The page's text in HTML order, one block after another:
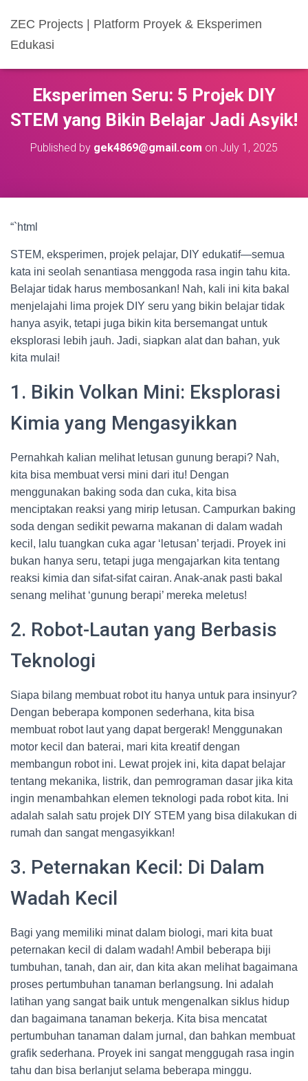
ZEC Projects | Platform Proyek & Eksperimen
Edukasi
Eksperimen Seru: 5 Projek DIY
STEM yang Bikin Belajar Jadi Asyik!
Published by gek4869@gmail.com on July 1, 2025
“`html
STEM, eksperimen, projek pelajar, DIY edukatif—semua
kata ini seolah senantiasa menggoda rasa ingin tahu kita.
Belajar tidak harus membosankan! Nah, kali ini kita bakal
menjelajahi lima projek DIY seru yang bikin belajar tidak
hanya asyik, tetapi juga bikin kita bersemangat untuk
eksplorasi lebih jauh. Jadi, siapkan alat dan bahan, yuk
kita mulai!
1. Bikin Volkan Mini: Eksplorasi
Kimia yang Mengasyikkan
Pernahkah kalian melihat letusan gunung berapi? Nah,
kita bisa membuat versi mini dari itu! Dengan
menggunakan baking soda dan cuka, kita bisa
menciptakan reaksi yang mirip letusan. Campurkan baking
soda dengan sedikit pewarna makanan di dalam wadah
kecil, lalu tuangkan cuka agar ‘letusan’ terjadi. Proyek ini
bukan hanya seru, tetapi juga mengajarkan kita tentang
reaksi kimia dan sifat-sifat cairan. Anak-anak pasti bakal
senang melihat ‘gunung berapi’ mereka meletus!
2. Robot-Lautan yang Berbasis
Teknologi
Siapa bilang membuat robot itu hanya untuk para insinyur?
Dengan beberapa komponen sederhana, kita bisa
membuat robot laut yang dapat bergerak! Menggunakan
motor kecil dan baterai, mari kita kreatif dengan
membangun robot ini. Lewat projek ini, kita dapat belajar
tentang mekanika, listrik, dan pemrograman dasar jika kita
ingin menambahkan elemen teknologi pada robot kita. Ini
adalah salah satu projek DIY STEM yang bisa dilakukan di
rumah dan sangat mengasyikkan!
3. Peternakan Kecil: Di Dalam
Wadah Kecil
Bagi yang memiliki minat dalam biologi, mari kita buat
peternakan kecil di dalam wadah! Ambil beberapa biji
tumbuhan, tanah, dan air, dan kita akan melihat bagaimana
proses pertumbuhan tanaman berlangsung. Ini adalah
latihan yang sangat baik untuk mengenalkan siklus hidup
dan bagaimana tanaman bekerja. Kita bisa mencatat
pertumbuhan tanaman dalam jurnal, dan bahkan membuat
grafik sederhana. Proyek ini sangat menggugah rasa ingin
tahu dan bisa berlanjut selama beberapa minggu.